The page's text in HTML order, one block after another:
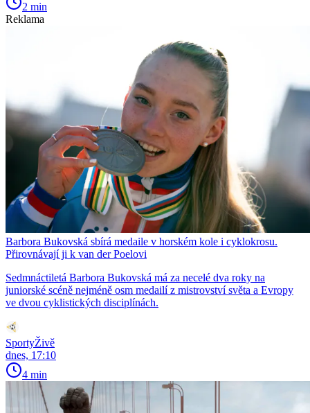
2 min
Reklama
Barbora Bukovská sbírá medaile v horském kole i cyklokrosu.
Přirovnávají ji k van der Poelovi
Sedmnáctiletá Barbora Bukovská má za necelé dva roky na
juniorské scéně nejméně osm medailí z mistrovství světa a Evropy
ve dvou cyklistických disciplínách.
SportyŽivě
dnes, 17:10
4 min